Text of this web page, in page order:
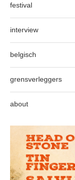
festival
interview
belgisch
grensverleggers
about